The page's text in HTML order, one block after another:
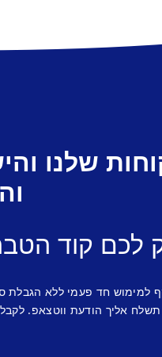
שלנו
לכם קוד
למימוש חד פעמי ללא
אליך הודעת ווטצאפ.